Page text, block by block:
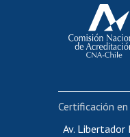
Cursos
Portal
Av. Libertador
Certificación